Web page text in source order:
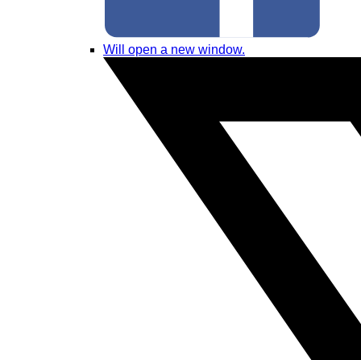
Will open a new window.